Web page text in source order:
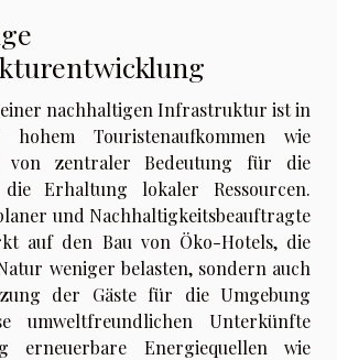
nachhaltigen Infrastruktur ist in
hohem Touristenaufkommen wie
von zentraler Bedeutung für die
Erhaltung lokaler Ressourcen.
und Nachhaltigkeitsbeauftragte
auf den Bau von Öko-Hotels, die
weniger belasten, sondern auch
der Gäste für die Umgebung
umweltfreundlichen Unterkünfte
erneuerbare Energiequellen wie